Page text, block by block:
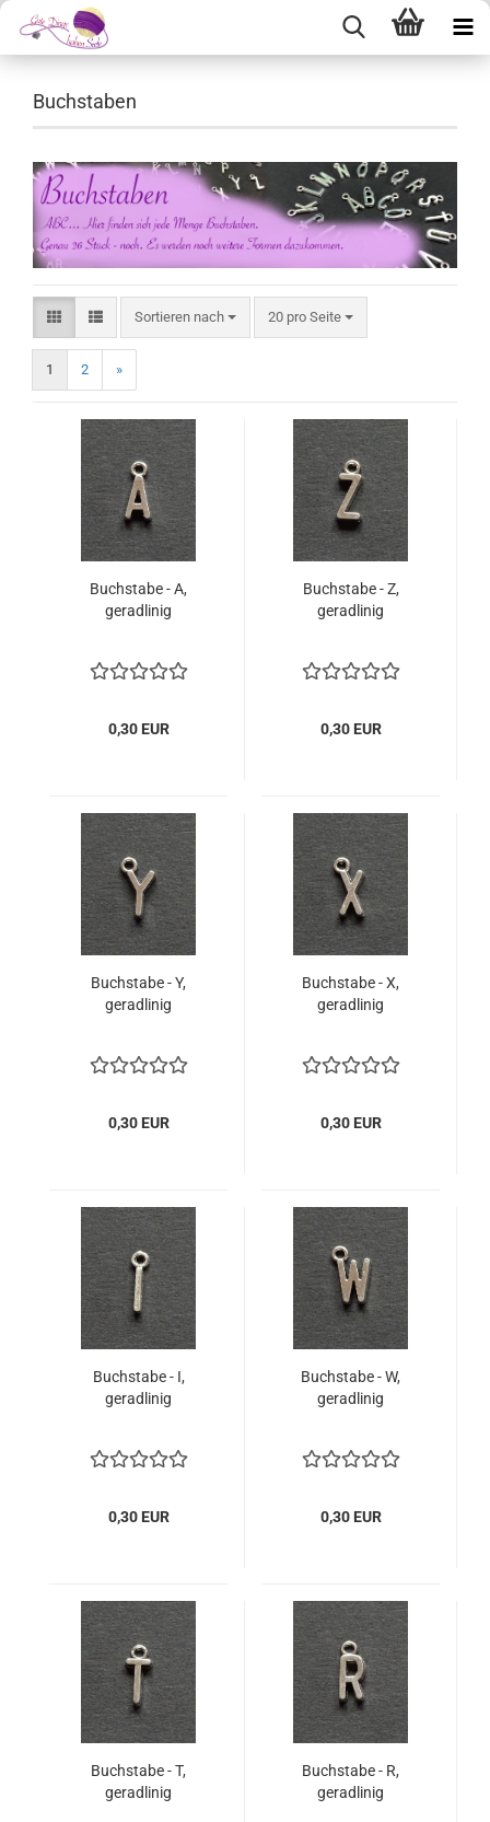
Buchstaben
Sortieren nach
Sortieren nach 20 pro Seite
pro Seite
1 2 »
Buchstabe - A,
geradlinig
0,30 EUR
Buchstabe - Z,
geradlinig
0,30 EUR
Buchstabe - Y,
geradlinig
0,30 EUR
Buchstabe - X,
geradlinig
0,30 EUR
Buchstabe - I,
geradlinig
0,30 EUR
Buchstabe - W,
geradlinig
0,30 EUR
Buchstabe - T,
geradlinig
Buchstabe - R,
geradlinig